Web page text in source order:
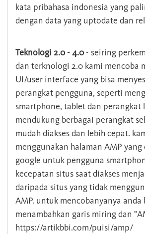
kata pribahasa indonesia yang
dengan data yang uptodate dan
Teknologi 2.0 - 4.0- seiring
dan terknologi 2.0 kami mencoba
UI/user interface yang bisa
perangkat pengguna, seperti
smartphone, tablet dan perangkat
mendukung berbagai perangkat
mudah diakses dan lebih cepat.
menggunakan halaman AMP
google untuk pengguna
kecepatan situs saat diakses
daripada situs yang tidak
AMP. untuk mencobanyanya anda
menambahkan garis miring dan
https://artikbbi.com/puisi/amp/